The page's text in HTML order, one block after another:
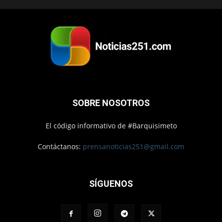
SOBRE NOSOTROS
El código informativo de #Barquisimeto
Contáctanos: prensanoticias251@gmail.com
SÍGUENOS